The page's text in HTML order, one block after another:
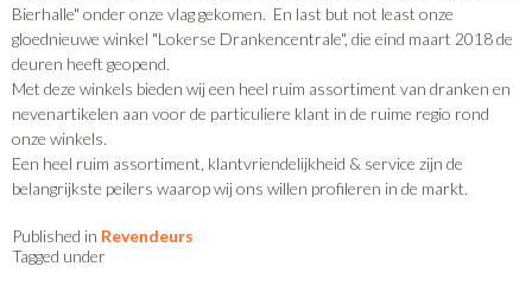
Bierhalle" onder onze vlag gekomen. En last but not least onze
gloednieuwe winkel "Lokerse Drankencentrale", die eind maart 2018 de
deuren heeft geopend.
Met deze winkels bieden wij een heel ruim assortiment van dranken en
nevenartikelen aan voor de particuliere klant in de ruime regio rond
onze winkels.
Een heel ruim assortiment, klantvriendelijkheid & service zijn de
belangrijkste peilers waarop wij ons willen profileren in de markt.
Published in Revendeurs
Tagged under